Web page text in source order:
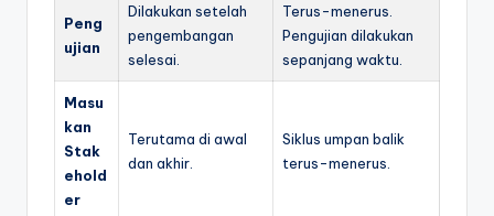
Peng
ujian
Dilakukan setelah
pengembangan
selesai.
Terus-menerus.
Pengujian dilakukan
sepanjang waktu.
Masu
kan
Stak
ehold
er
Terutama di awal
dan akhir.
Siklus umpan balik
terus-menerus.